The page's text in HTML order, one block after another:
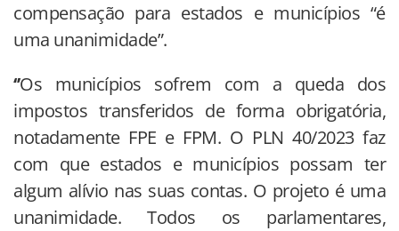
compensação para estados e municípios “é
uma unanimidade”.
‘’Os municípios sofrem com a queda dos
impostos transferidos de forma obrigatória,
notadamente FPE e FPM. O PLN 40/2023 faz
com que estados e municípios possam ter
algum alívio nas suas contas. O projeto é uma
unanimidade. Todos os parlamentares,